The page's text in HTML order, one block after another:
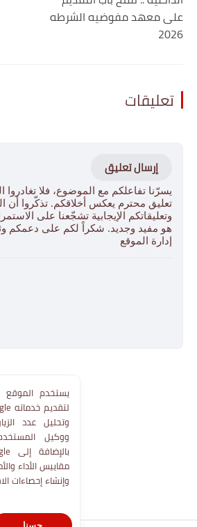
على معهد مفوضيه الشرطه
2026
تعليقات
إرسال تعليق
يسرّنا تفاعلكم مع الموضوع، فلا
تعليق محترم يعكس أخلاقكم. تذكّروا أن
وتعليقاتكم الإيجابية تشجّعنا على
هو مفيد وجديد. شكراً لكم على دعمكم
إدارة الموقع
يستخدم الموقع
وتحليل عدد
مقاييس الأداء
وإنشاء إحصاءات